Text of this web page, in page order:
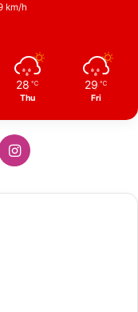
km/h
28 ℃
Thu
29 ℃
Fri
Instagram